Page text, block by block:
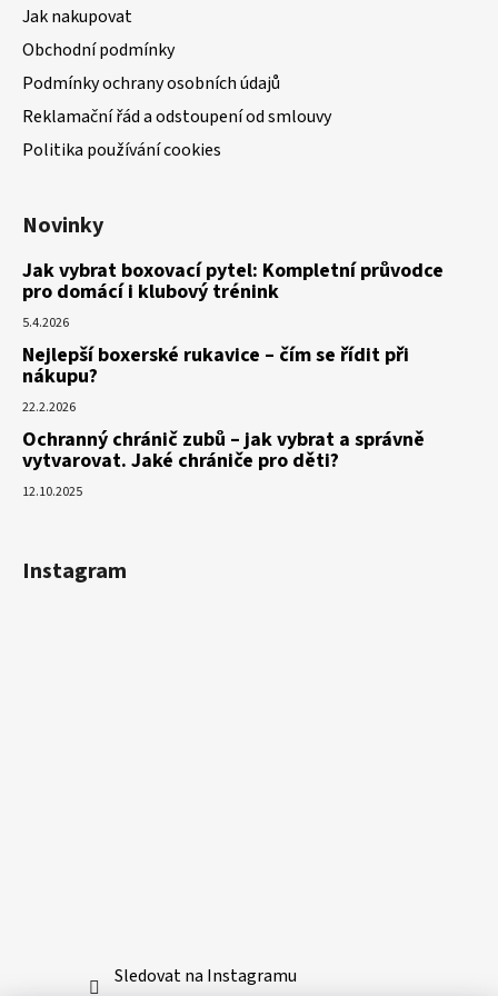
Jak nakupovat
Obchodní podmínky
Podmínky ochrany osobních údajů
Reklamační řád a odstoupení od smlouvy
Politika používání cookies
Novinky
Jak vybrat boxovací pytel: Kompletní průvodce
pro domácí i klubový trénink
5.4.2026
Nejlepší boxerské rukavice – čím se řídit při
nákupu?
22.2.2026
Ochranný chránič zubů – jak vybrat a správně
vytvarovat. Jaké chrániče pro děti?
12.10.2025
Instagram
Sledovat na Instagramu